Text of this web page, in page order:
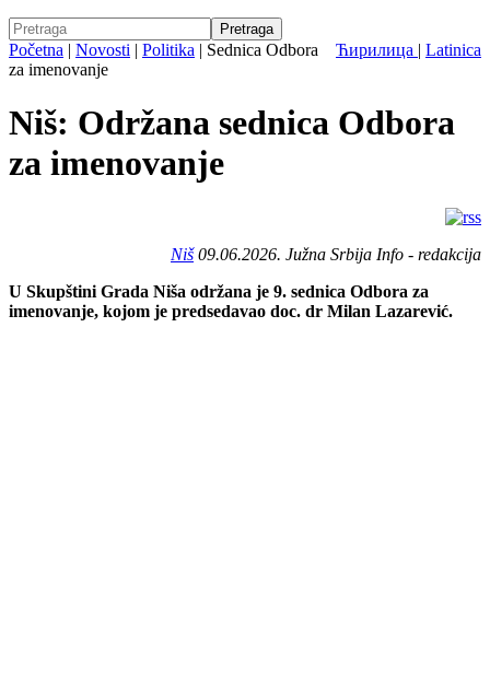
Ћирилица | Latinica
Početna | Novosti | Politika | Sednica Odbora
za imenovanje
Niš: Održana sednica Odbora
za imenovanje
Niš09.06.2026. Južna Srbija Info - redakcija
U Skupštini Grada Niša održana je 9. sednica Odbora za
imenovanje, kojom je predsedavao doc. dr Milan Lazarević.